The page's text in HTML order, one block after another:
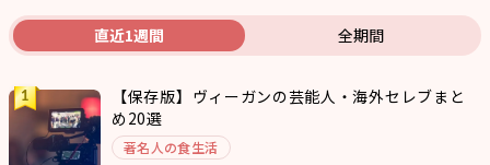
直近1週間 全期間
【保存版】ヴィーガンの芸能人・海外セレブまと
め20選
著名人の食生活